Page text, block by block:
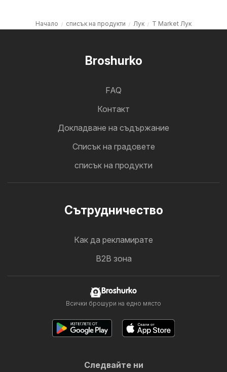
Начало списък на продукти Лук T Market Лук
Broshurko
FAQ
Контакт
Докладване на съдържание
Cписък на градовете
списък на продукти
Cътрудничество
Как да рекламирате
B2B зона
Broshurko
Всички брошури на едно място
Следвайте ни